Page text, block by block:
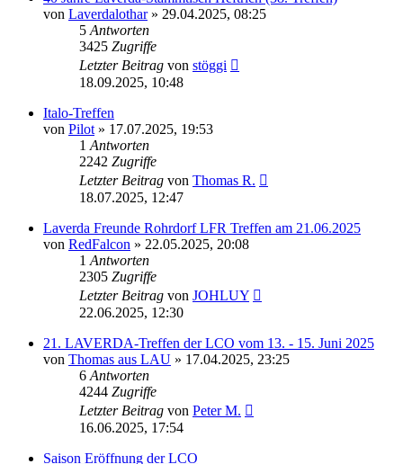
von Laverdalothar» 29.04.2025, 08:25
5 Antworten
3425 Zugriffe
Letzter Beitrag von stöggi
18.09.2025, 10:48
Italo-Treffen
von Pilot » 17.07.2025, 19:53
1 Antworten
2242 Zugriffe
Letzter Beitrag von Thomas R.
18.07.2025, 12:47
Laverda Freunde Rohrdorf LFR Treffen am 21.06.2025
von RedFalcon » 22.05.2025, 20:08
1 Antworten
2305 Zugriffe
Letzter Beitrag von JOHLUY
22.06.2025, 12:30
21. LAVERDA-Treffen der LCO vom 13. - 15. Juni 2025
von Thomas aus LAU » 17.04.2025, 23:25
6 Antworten
4244 Zugriffe
Letzter Beitrag von Peter M.
16.06.2025, 17:54
Saison Eröffnung der LCO